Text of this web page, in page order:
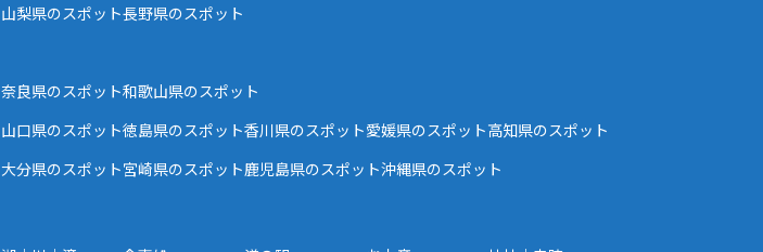
山梨県のスポット長野県のスポット
奈良県のスポット和歌山県のスポット
山口県のスポット徳島県のスポット香川県のスポット愛媛県のスポット高知県のスポット
大分県のスポット宮崎県のスポット鹿児島県のスポット沖縄県のスポット